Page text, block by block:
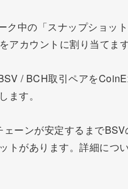
ク中の「スナップショッ
アカウントに割り当てます
/ BCH取引ペアを
ます。
ーンが安定するまで
トがあります。詳細につ